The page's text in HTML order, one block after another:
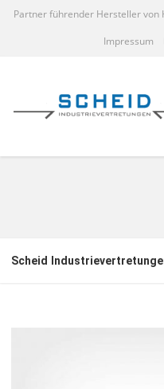
Partner führender Hersteller von
Impressum
Scheid